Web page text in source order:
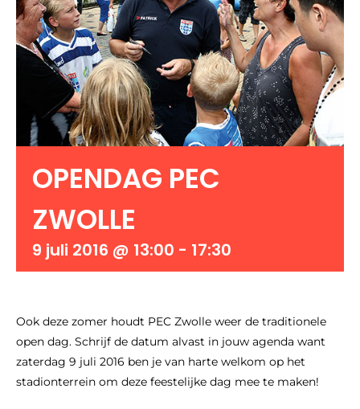
OPENDAG PEC
ZWOLLE
9 juli 2016 @ 13:00 - 17:30
Ook deze zomer houdt PEC Zwolle weer de traditionele
open dag. Schrijf de datum alvast in jouw agenda want
zaterdag 9 juli 2016 ben je van harte welkom op het
stadionterrein om deze feestelijke dag mee te maken!